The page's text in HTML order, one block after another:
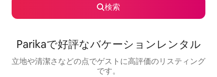
検索
Parikaで好評なバケーションレンタル
立地や清潔さなどの点でゲストに高評価のリスティング
です。